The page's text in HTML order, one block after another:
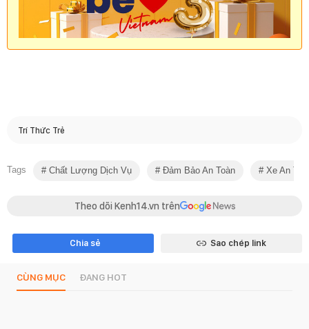
Trí Thức Trẻ
Tags Chất Lượng Dịch Vụ Đảm Bảo An Toàn Xe An
Theo dõi Kenh14.vn trên
Chia sẻ Sao chép link
CÙNG MỤC ĐANG HOT